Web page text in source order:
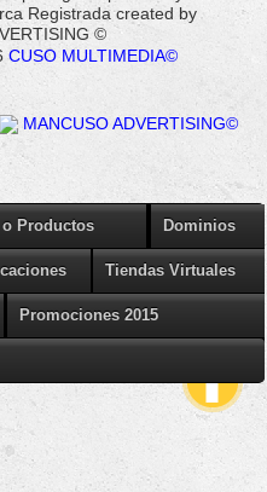
Registrada created by
©
CUSO MULTIMEDIA©
MANCUSO ADVERTISING©
Productos Dominios
Tiendas Virtuales
Promociones 2015